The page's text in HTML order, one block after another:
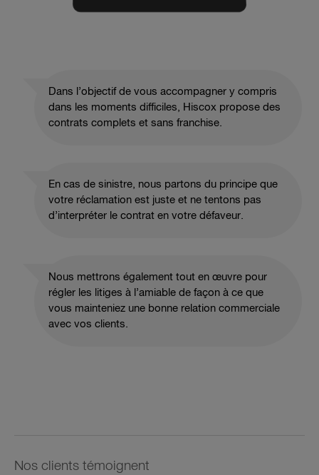
Dans l’objectif de vous accompagner y compris
dans les moments difficiles, Hiscox propose des
contrats complets et sans franchise.
En cas de sinistre, nous partons du principe que
votre réclamation est juste et ne tentons pas
d’interpréter le contrat en votre défaveur.
Nous mettrons également tout en œuvre pour
régler les litiges à l’amiable de façon à ce que
vous mainteniez une bonne relation commerciale
avec vos clients.
Nos clients témoignent